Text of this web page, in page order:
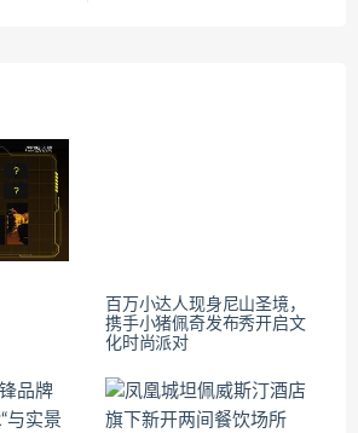
百万小达人现身尼山圣境，
携手小猪佩奇发布秀开启文
化时尚派对